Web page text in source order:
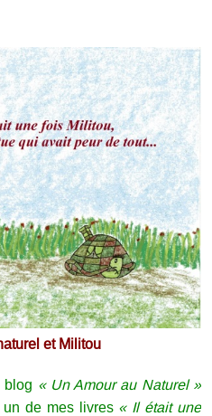
et Militou
blog « Un Amour au Naturel »
de mes livres « Il était une